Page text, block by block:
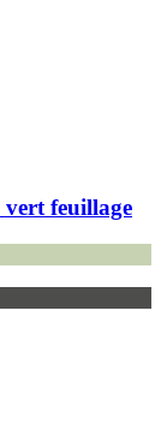
feuillage